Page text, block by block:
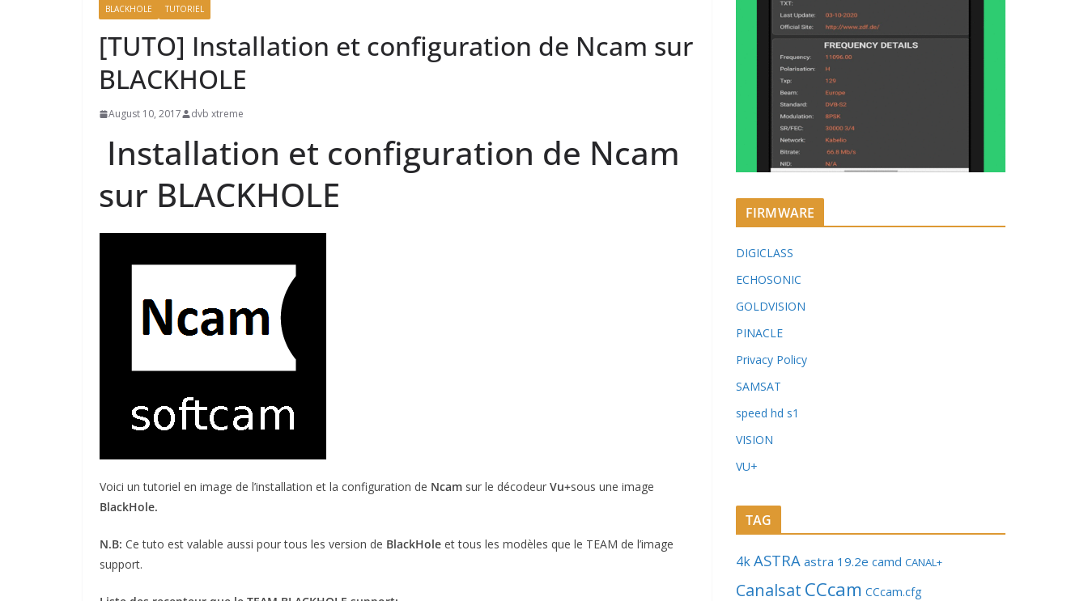
BLACKHOLE TUTORIEL
[TUTO] Installation et configuration de Ncam sur
BLACKHOLE
August 10, 2017 dvb xtreme
Installation et configuration de Ncam
sur BLACKHOLE
Voici un tutoriel en image de l’installation et la configuration de Ncam sur le décodeur Vu+sous une image
BlackHole.
N.B: Ce tuto est valable aussi pour tous les version de BlackHole et tous les modèles que le TEAM de l’image
support.
FIRMWARE
DIGICLASS
ECHOSONIC
GOLDVISION
PINACLE
Privacy Policy
SAMSAT
speed hd s1
VISION
VU+
TAG
4kASTRA astra 19.2e camd CANAL+
Canalsat CCcam CCcam.cfg